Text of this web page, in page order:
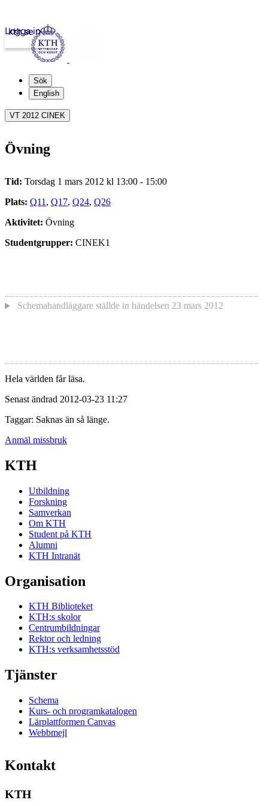
kth.se
Logga in
Sök
English
VT 2012 CINEK
Övning
Tid: Torsdag 1 mars 2012 kl 13:00 - 15:00
Plats: Q11 , Q17, Q24, Q26
Aktivitet: Övning
Studentgrupper: CINEK1
Schemahandläggare ställde in händelsen 23 mars 2012
Hela världen får läsa.
Senast ändrad 2012-03-23 11:27
Taggar: Saknas än så länge.
Anmäl missbruk
KTH
Utbildning
Forskning
Samverkan
Om KTH
Student på KTH
Alumni
KTH Intranät
Organisation
KTH Biblioteket
KTH:s skolor
Centrumbildningar
Rektor och ledning
KTH:s verksamhetsstöd
Tjänster
Schema
Kurs- och programkatalogen
Lärplattformen Canvas
Webbmejl
Kontakt
KTH